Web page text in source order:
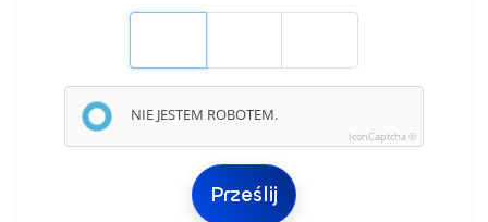
NIE JESTEM ROBOTEM.
IconCaptcha ©
Prześlij